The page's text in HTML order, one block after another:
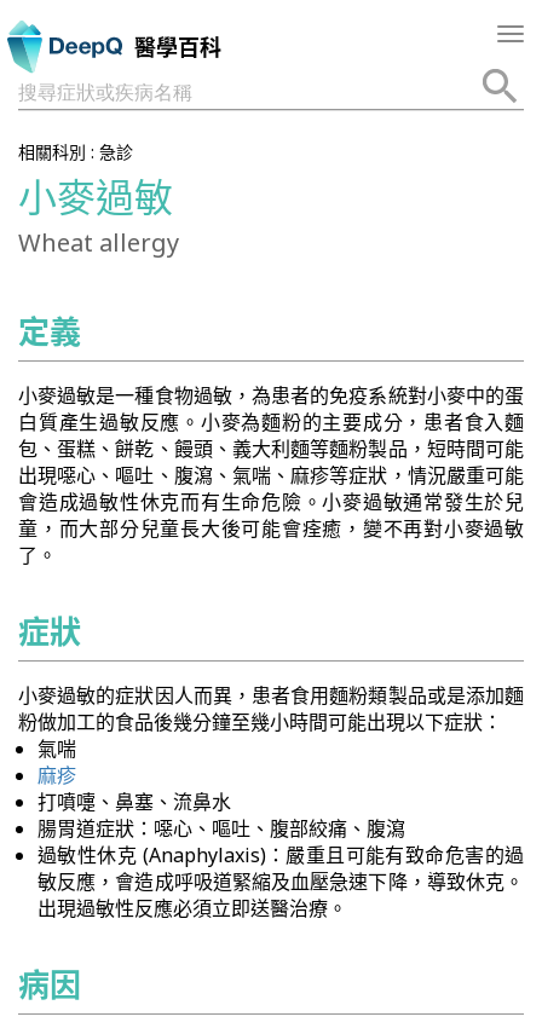
醫學百科
搜尋症狀或疾病名稱
相關科別 : 急診
小麥過敏
Wheat allergy
定義
小麥過敏是一種食物過敏，為患者的免疫系統對小麥中的蛋
白質產生過敏反應。小麥為麵粉的主要成分，患者食入麵
包、蛋糕、餅乾、饅頭、義大利麵等麵粉製品，短時間可能
出現噁心、嘔吐、腹瀉、氣喘、麻疹等症狀，情況嚴重可能
會造成過敏性休克而有生命危險。小麥過敏通常發生於兒
童，而大部分兒童長大後可能會痊癒，變不再對小麥過敏
了。
症狀
小麥過敏的症狀因人而異，患者食用麵粉類製品或是添加麵
粉做加工的食品後幾分鐘至幾小時間可能出現以下症狀：
氣喘
麻疹
打噴嚏、鼻塞、流鼻水
腸胃道症狀：噁心、嘔吐、腹部絞痛、腹瀉
過敏性休克 (Anaphylaxis)：嚴重且可能有致命危害的過
敏反應，會造成呼吸道緊縮及血壓急速下降，導致休克。
出現過敏性反應必須立即送醫治療。
病因